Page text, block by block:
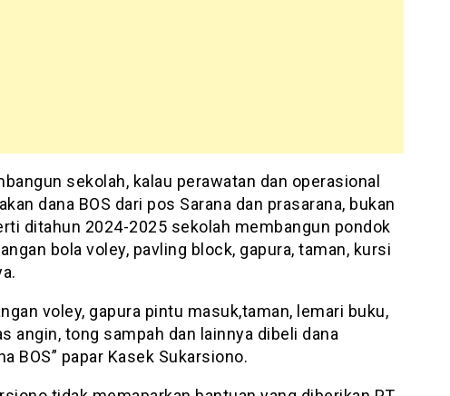
sekolah, kalau perawatan dan operasional
dana BOS dari pos Sarana dan prasarana, bukan
ditahun 2024-2025 sekolah membangun pondok
bola voley, pavling block, gapura, taman, kursi
voley, gapura pintu masuk,taman, lemari buku,
angin, tong sampah dan lainnya dibeli dana
BOS” papar Kasek Sukarsiono.